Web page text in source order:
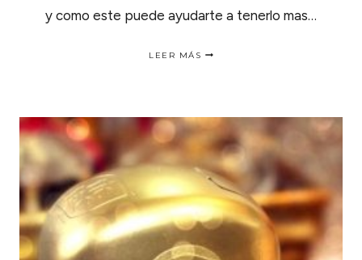
y como este puede ayudarte a tenerlo mas…
LEER MÁS
SEMILLA
PRACAXI